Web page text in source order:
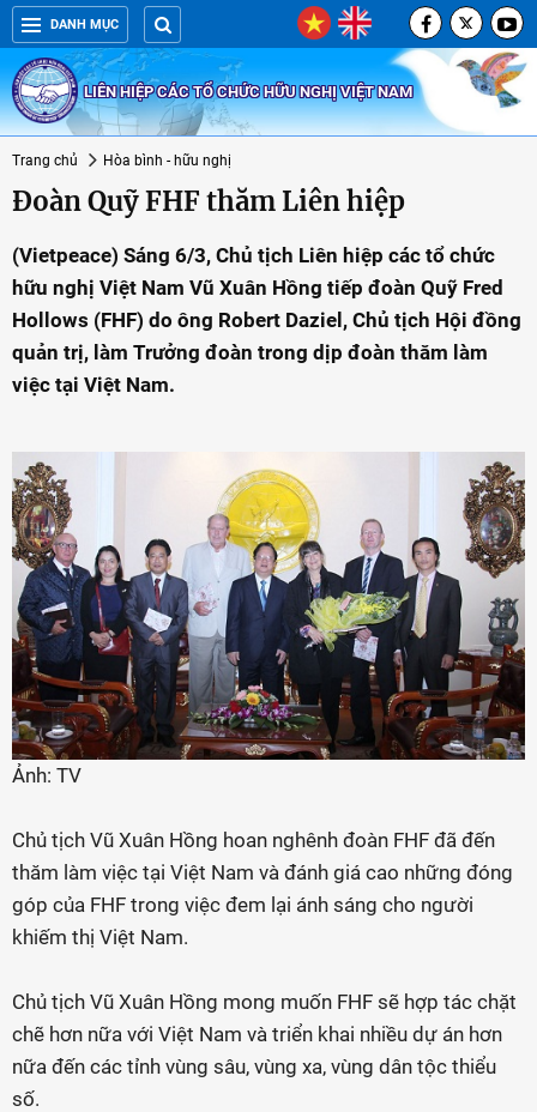
DANH MỤC
LIÊN HIỆP CÁC TỔ CHỨC HỮU NGHỊ VIỆT NAM
Trang chủ Hòa bình - hữu nghị
Đoàn Quỹ FHF thăm Liên hiệp
(Vietpeace) Sáng 6/3, Chủ tịch Liên hiệp các tổ chức
hữu nghị Việt Nam Vũ Xuân Hồng tiếp đoàn Quỹ Fred
Hollows (FHF) do ông Robert Daziel, Chủ tịch Hội đồng
quản trị, làm Trưởng đoàn trong dịp đoàn thăm làm
việc tại Việt Nam.
Ảnh: TV
Chủ tịch Vũ Xuân Hồng hoan nghênh đoàn FHF đã đến
thăm làm việc tại Việt Nam và đánh giá cao những đóng
góp của FHF trong việc đem lại ánh sáng cho người
khiếm thị Việt Nam.
Chủ tịch Vũ Xuân Hồng mong muốn FHF sẽ hợp tác chặt
chẽ hơn nữa với Việt Nam và triển khai nhiều dự án hơn
nữa đến các tỉnh vùng sâu, vùng xa, vùng dân tộc thiểu
số.